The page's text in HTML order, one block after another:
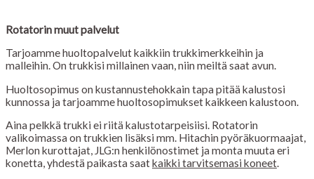
Rotatorin muut palvelut
Tarjoamme huoltopalvelut kaikkiin trukkimerkkeihin ja
malleihin. On trukkisi millainen vaan, niin meiltä saat avun.
Huoltosopimus on kustannustehokkain tapa pitää kalustosi
kunnossa ja tarjoamme huoltosopimukset kaikkeen kalustoon.
Aina pelkkä trukki ei riitä kalustotarpeisiisi. Rotatorin
valikoimassa on trukkien lisäksi mm. Hitachin pyöräkuormaajat,
Merlon kurottajat, JLG:n henkilönostimet ja monta muuta eri
konetta, yhdestä paikasta saatkaikki tarvitsemasi koneet.